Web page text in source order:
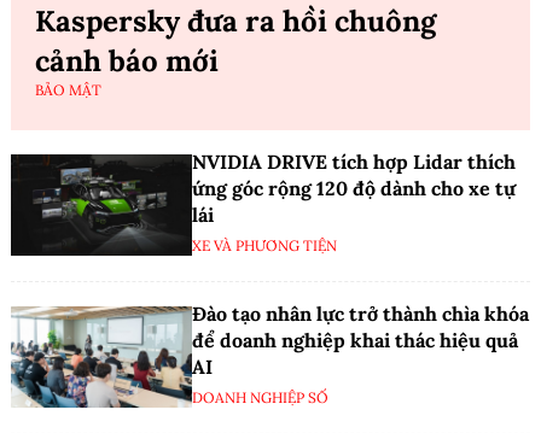
Kaspersky đưa ra hồi chuông
cảnh báo mới
BẢO MẬT
NVIDIA DRIVE tích hợp Lidar thích
ứng góc rộng 120 độ dành cho xe tự
lái
XE VÀ PHƯƠNG TIỆN
Đào tạo nhân lực trở thành chìa khóa
để doanh nghiệp khai thác hiệu quả
AI
DOANH NGHIỆP SỐ